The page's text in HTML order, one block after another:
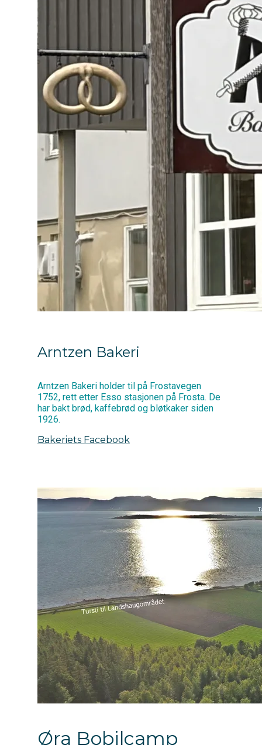
Arntzen Bakeri
Arntzen Bakeri holder til på Frostavegen
1752, rett etter Esso stasjonen på Frosta. De
har bakt brød, kaffebrød og bløtkaker siden
1926.
Bakeriets Facebook
Øra Bobilcamp